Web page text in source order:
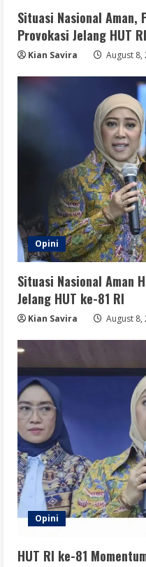
Situasi Nasional Aman,
Provokasi Jelang HUT RI
Kian Savira August 8,
Opini
Situasi Nasional Aman
Jelang HUT ke-81 RI
Kian Savira August 8,
Opini
HUT RI ke-81